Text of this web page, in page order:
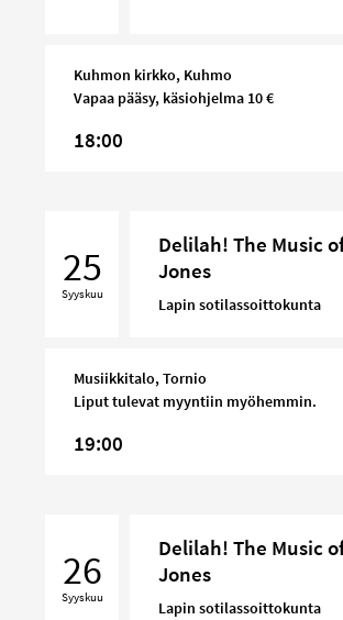
Kuhmon kirkko, Kuhmo
Vapaa pääsy, käsiohjelma 10 €
18:00
The
Music
25
Syyskuu
Delilah! The Music
Jones
Lapin sotilassoittokunta
Musiikkitalo, Tornio
Liput tulevat myyntiin myöhemmin.
19:00
The
Music
26
Syyskuu
Delilah! The Music
Jones
Lapin sotilassoittokunta